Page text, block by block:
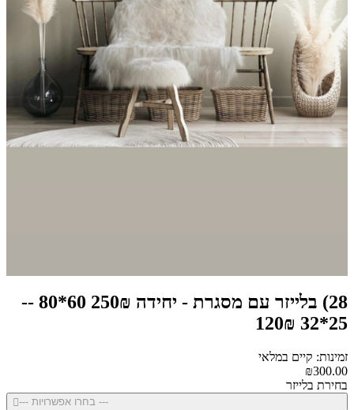
28) בלייזר עם מסגרת - יחידה 250₪ 60*80 --
25*32 120₪
זמינות: קיים במלאי
₪300.00
בחירת בלייזר
--- בחרו אפשרויות ---